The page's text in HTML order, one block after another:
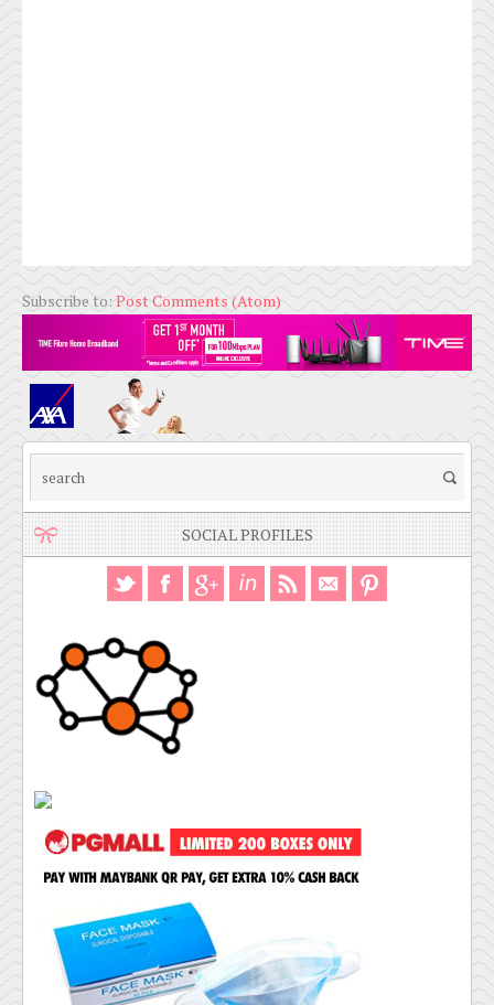
Subscribe to:Post Comments (Atom)
SOCIAL PROFILES